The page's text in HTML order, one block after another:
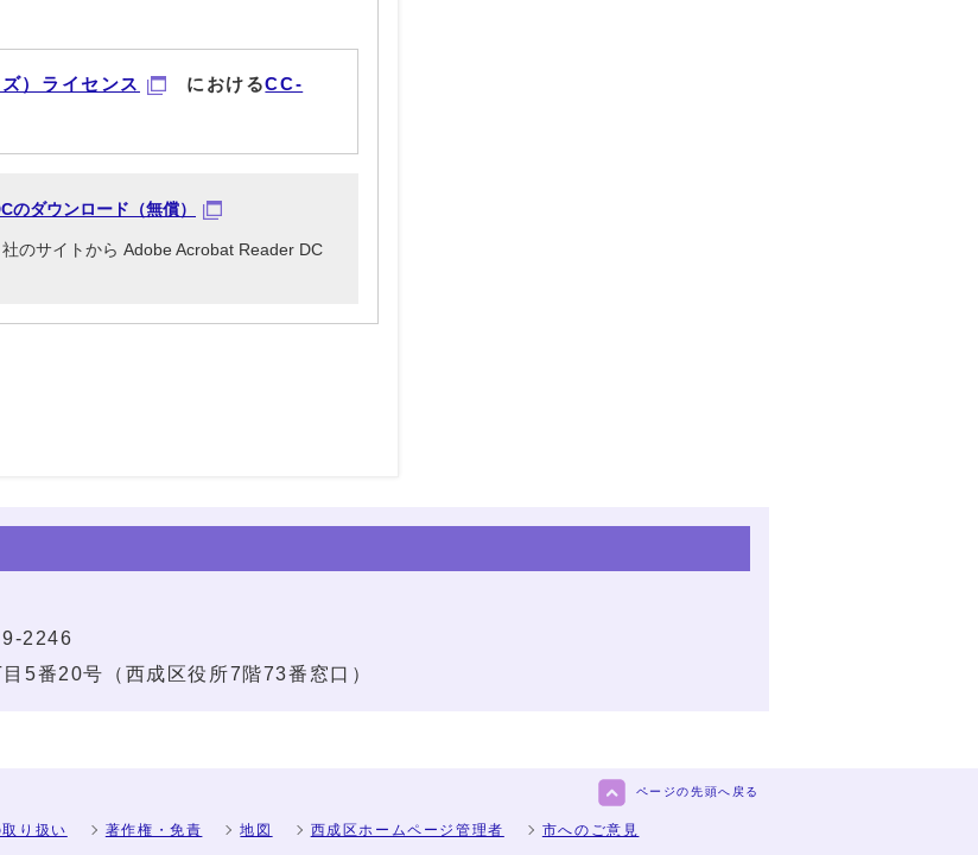
）ライセンス におけるCC-
ダウンロード（無償）
のサイトから Adobe Acrobat Reader DC
2246
番20号（西成区役所7階73番窓口）
ページの先頭へ戻る
り扱い 著作権・免責 地図 西成区ホームページ管理者 市へのご意見